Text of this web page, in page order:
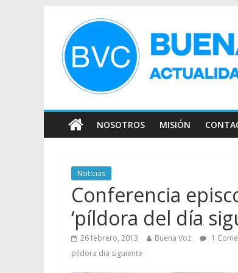
NOSOTROS MISIÓN
Noticias
Conferencia
‘píldora del día
26 febrero, 2013 Buena Voz 1
pildora dia siguiente